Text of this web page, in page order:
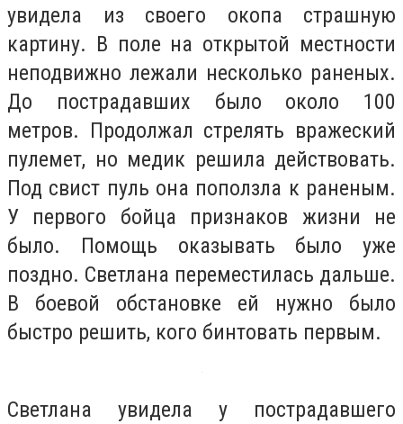
увидела из своего окопа страшную
картину. В поле на открытой местности
неподвижно лежали несколько раненых.
До пострадавших было около 100
метров. Продолжал стрелять вражеский
пулемет, но медик решила действовать.
Под свист пуль она поползла к раненым.
У первого бойца признаков жизни не
было. Помощь оказывать было уже
поздно. Светлана переместилась дальше.
В боевой обстановке ей нужно было
быстро решить, кого бинтовать первым.
Светлана увидела у пострадавшего